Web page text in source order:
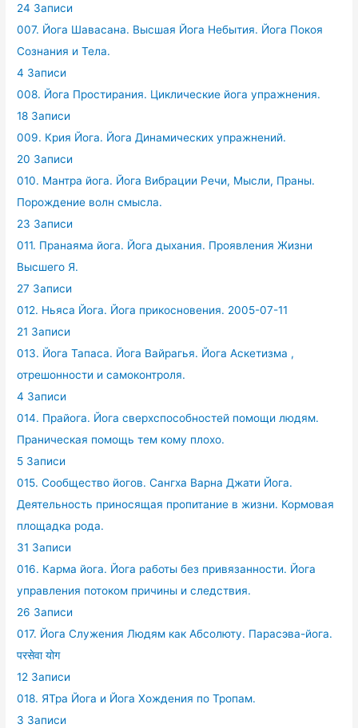
24 Записи
007. Йога Шавасана. Высшая Йога Небытия. Йога Покоя
Сознания и Тела.
4 Записи
008. Йога Простирания. Циклические йога упражнения.
18 Записи
009. Крия Йога. Йога Динамических упражнений.
20 Записи
010. Мантра йога. Йога Вибрации Речи, Мысли, Праны.
Порождение волн смысла.
23 Записи
011. Пранаяма йога. Йога дыхания. Проявления Жизни
Высшего Я.
27 Записи
012. Ньяса Йога. Йога прикосновения. 2005-07-11
21 Записи
013. Йога Тапаса. Йога Вайрагья. Йога Аскетизма ,
отрешонности и самоконтроля.
4 Записи
014. Прайога. Йога сверхспособностей помощи людям.
Праническая помощь тем кому плохо.
5 Записи
015. Сообщество йогов. Сангха Варна Джати Йога.
Деятельность приносящая пропитание в жизни. Кормовая
площадка рода.
31 Записи
016. Карма йога. Йога работы без привязанности. Йога
управления потоком причины и следствия.
26 Записи
017. Йога Служения Людям как Абсолюту. Парасэва-йога.
परसेवा योग
12 Записи
018. ЯТра Йога и Йога Хождения по Тропам.
3 Записи